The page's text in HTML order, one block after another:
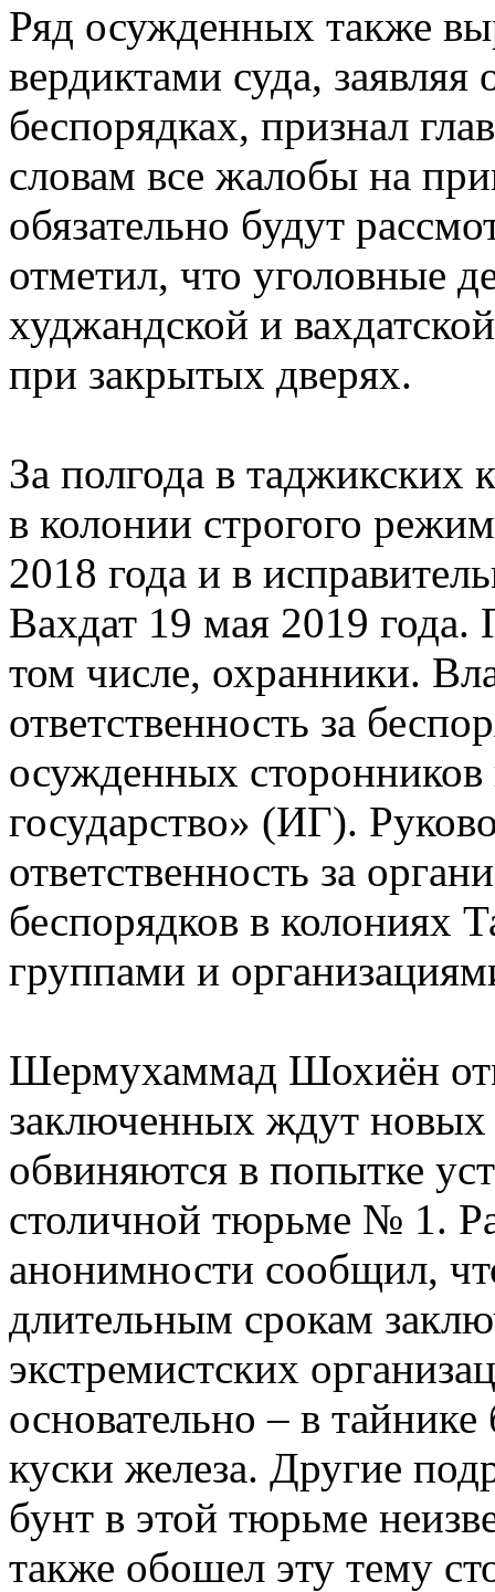
Ряд осужденных также
вердиктами суда,
беспорядках, признал
словам все жалобы на
обязательно будут
отметил, что уголовные
худжандской и
при закрытых дверях.
За полгода в таджикских
в колонии строгого
2018 года и в
Вахдат 19 мая 2019 года.
том числе, охранники.
ответственность за
осужденных
государство» (ИГ).
ответственность за
беспорядков в колониях
группами и
Шермухаммад Шохиён
заключенных ждут новых
обвиняются в попытке
столичной тюрьме № 1.
анонимности сообщил,
длительным срокам
экстремистских
основательно – в
куски железа. Другие
бунт в этой тюрьме
также обошел эту тему